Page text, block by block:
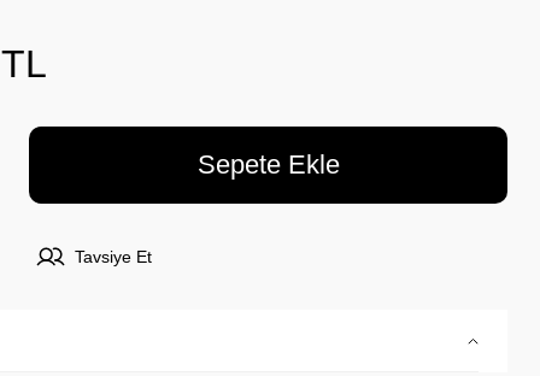
Sepete Ekle
Tavsiye Et